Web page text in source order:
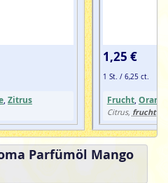
Zitrus
1,25 €
1 St. / 6,25 ct.
Frucht,
Citrus, fruchtig
Parfümöl Mango